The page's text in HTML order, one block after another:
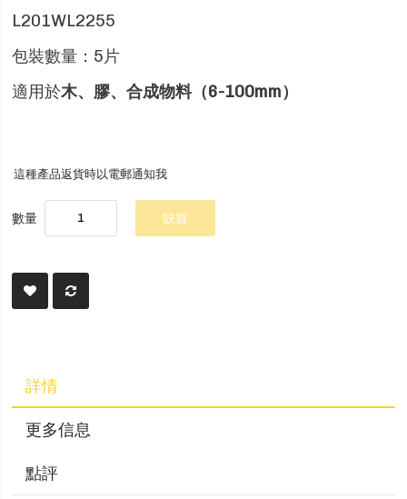
L201WL2255
包裝數量：5片
適用於木、膠、合成物料（6-100mm）
這種產品返貨時以電郵通知我
數量 缺貨
詳情
更多信息
點評